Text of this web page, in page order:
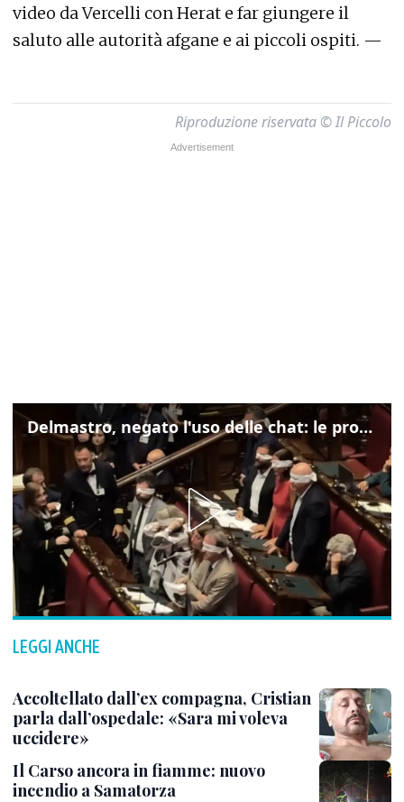
video da Vercelli con Herat e far giungere il
saluto alle autorità afgane e ai piccoli ospiti. —
Riproduzione riservata © Il Piccolo
Delmastro, negato l'uso delle chat: le proteste di Avs e M5s
LEGGI ANCHE
Accoltellato dall’ex compagna, Cristian
parla dall’ospedale: «Sara mi voleva
uccidere»
Il Carso ancora in fiamme: nuovo
incendio a Samatorza